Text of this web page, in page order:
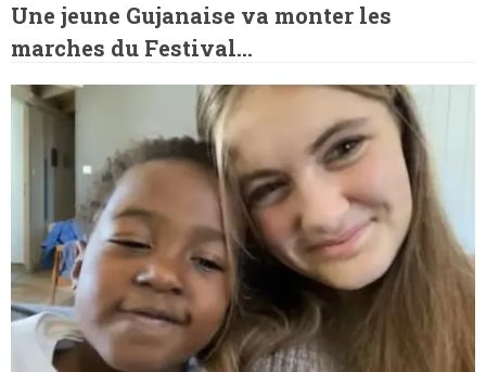
Une jeune Gujanaise va monter les
marches du Festival…